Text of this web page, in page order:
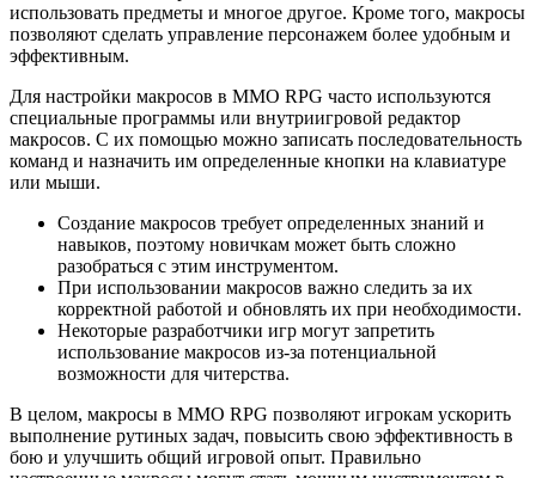
использовать предметы и многое другое. Кроме того, макросы
позволяют сделать управление персонажем более удобным и
эффективным.
Для настройки макросов в MMO RPG часто используются
специальные программы или внутриигровой редактор
макросов. С их помощью можно записать последовательность
команд и назначить им определенные кнопки на клавиатуре
или мыши.
Создание макросов требует определенных знаний и
навыков, поэтому новичкам может быть сложно
разобраться с этим инструментом.
При использовании макросов важно следить за их
корректной работой и обновлять их при необходимости.
Некоторые разработчики игр могут запретить
использование макросов из-за потенциальной
возможности для читерства.
В целом, макросы в MMO RPG позволяют игрокам ускорить
выполнение рутиных задач, повысить свою эффективность в
бою и улучшить общий игровой опыт. Правильно